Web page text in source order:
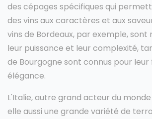
des cépages spécifiques qui
des vins aux caractères et aux
vins de Bordeaux, par exemple, sont
leur puissance et leur complexité,
de Bourgogne sont connus pour leur
élégance.
L'Italie, autre grand acteur du
elle aussi une grande variété de